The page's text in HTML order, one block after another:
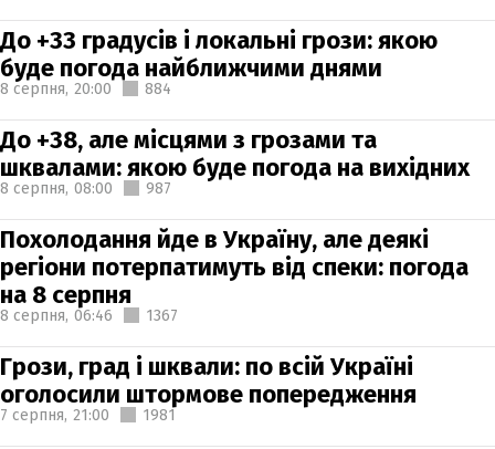
До +33 градусів і локальні грози: якою
буде погода найближчими днями
8 серпня, 20:00 884
До +38, але місцями з грозами та
шквалами: якою буде погода на вихідних
8 серпня, 08:00 987
Похолодання йде в Україну, але деякі
регіони потерпатимуть від спеки: погода
на 8 серпня
8 серпня, 06:46 1367
Грози, град і шквали: по всій Україні
оголосили штормове попередження
7 серпня, 21:00 1981